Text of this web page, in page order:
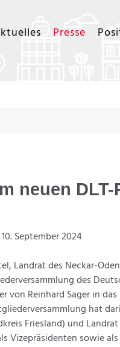
Presse
neuen
September 2024
Landrat des Neckar-
des
von Reinhard Sager in
hat
Friesland) und
Vizepräsidenten sowie